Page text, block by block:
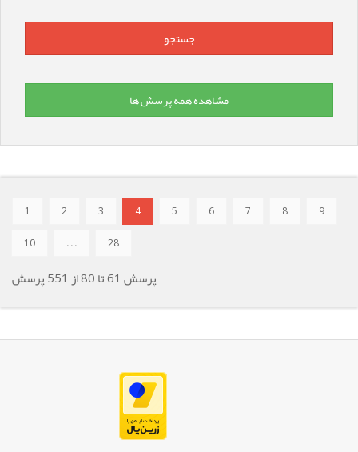
مشاهده همه پرسش ها
1 2 3 4 5 6 7 8
9
10
. . . 28
پرسش 61تا80از 551پرسش